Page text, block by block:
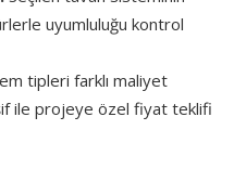
uyumluluğu kontrol
tipleri farklı maliyet
ile projeye özel fiyat teklifi